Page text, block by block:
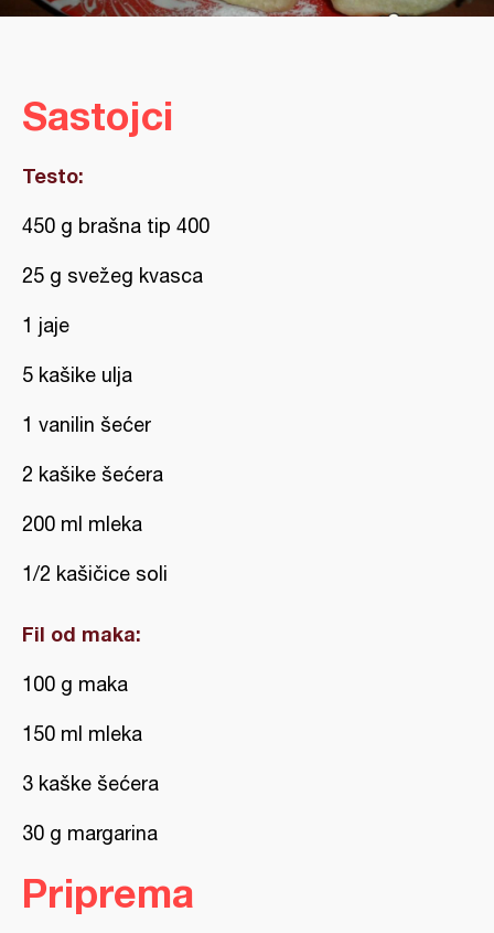
Sastojci
Testo:
450 g brašna tip 400
25 g svežeg kvasca
1 jaje
5 kašike ulja
1 vanilin šećer
2 kašike šećera
200 ml mleka
1/2 kašičice soli
Fil od maka:
100 g maka
150 ml mleka
3 kaške šećera
30 g margarina
Priprema